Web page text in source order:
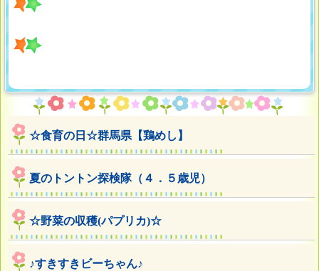
☆食育の日☆群馬県【鶏めし】
夏のトントン探検隊（４．５歳児）
☆野菜の収穫(パプリカ)☆
♪すきすきビーちゃん♪